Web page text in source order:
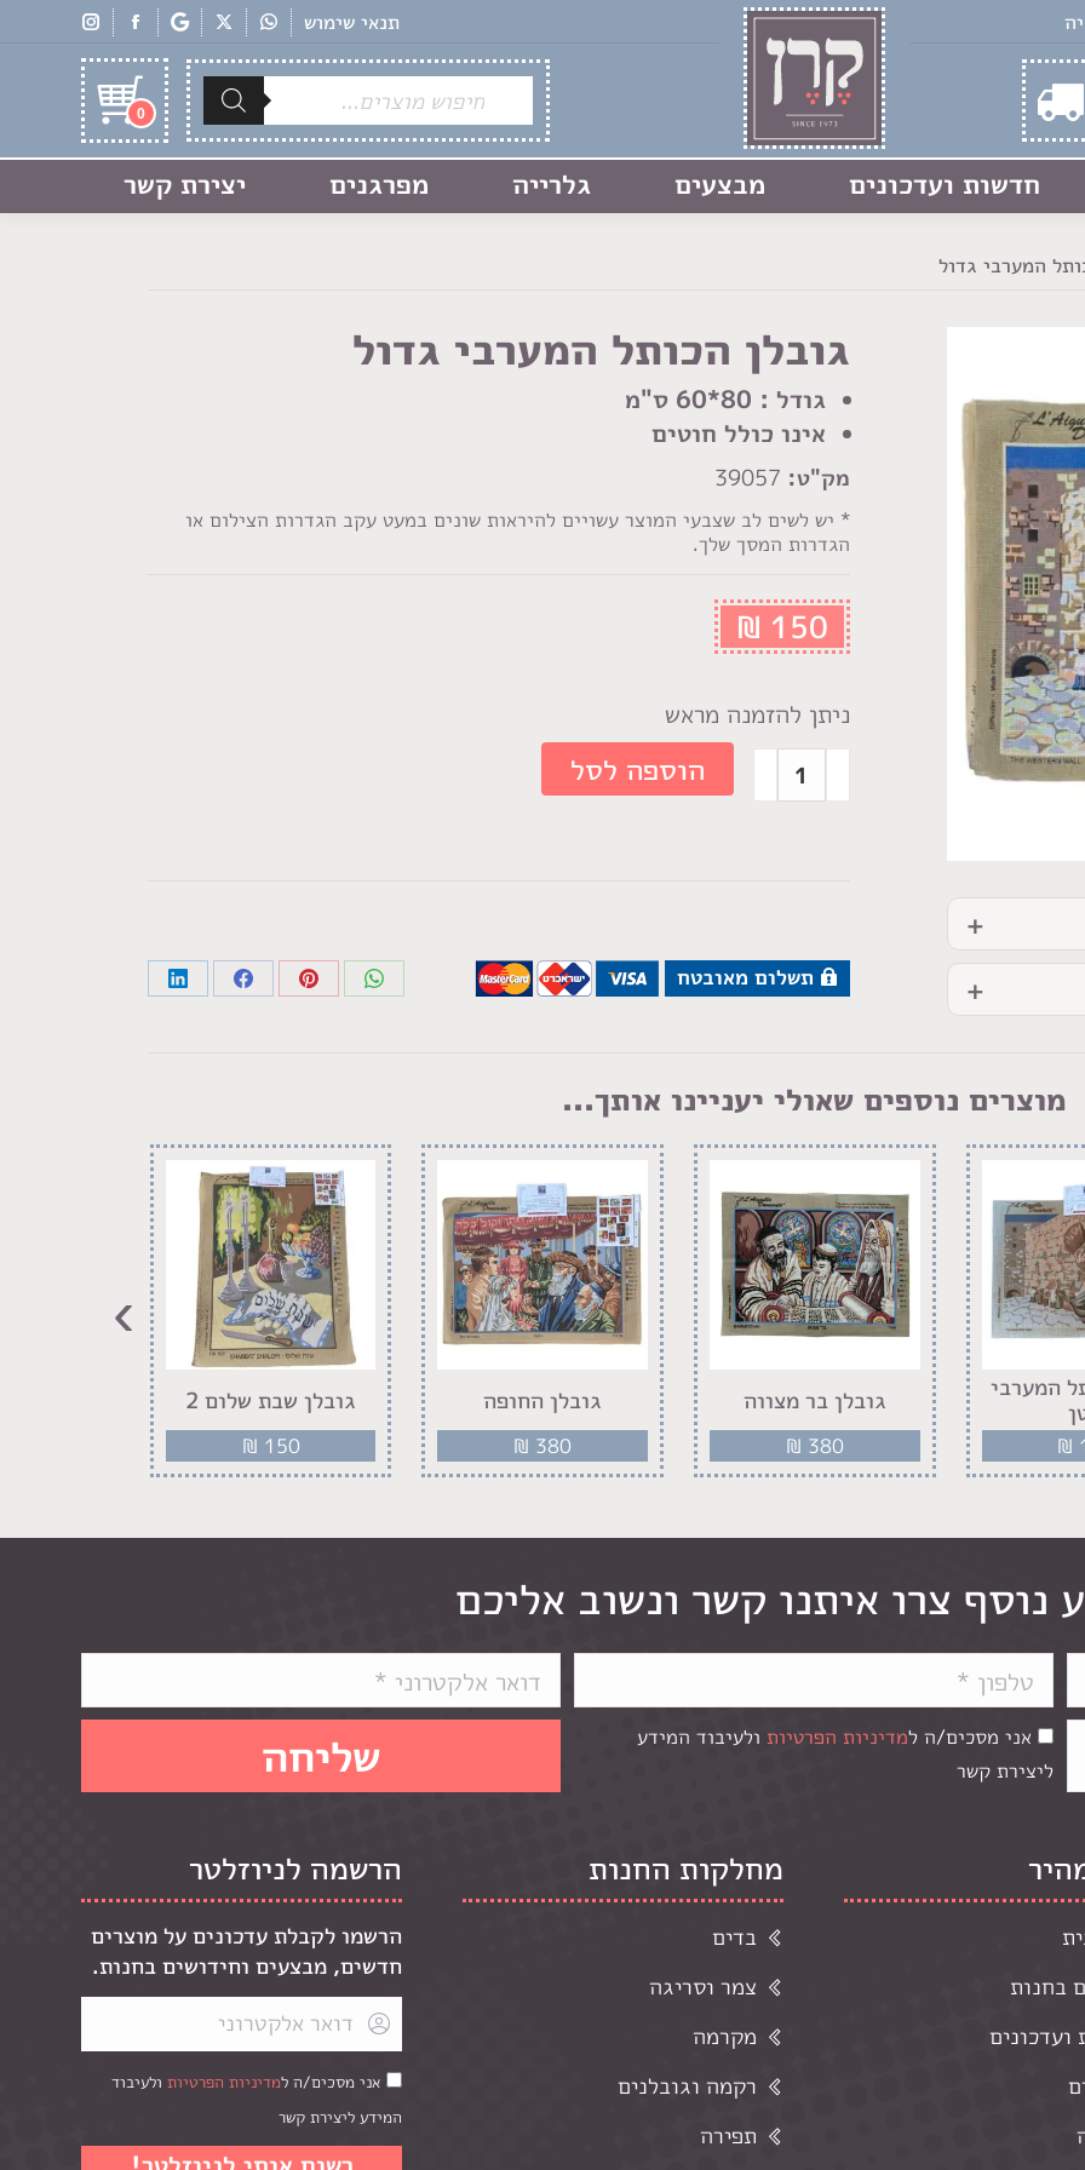
תנאי שימוש
Products
search
0
חדשות ועדכונים מבצעים גלרייה מפרגנים יצירת קשר
המערבי גדול
גובלן הכותל המערבי גדול
גודל : 80*60 ס"מ
אינו כולל חוטים
מק"ט:
* יש לשים לב שצבעי המוצר עשויים להיראות שונים במעט עקב הגדרות הצילום או
הגדרות המסך שלך.
₪ 150
ניתן להזמנה מראש
הוספה לסל
תשלום מאובטח
Share
Share
Share
Share
מוצרים נוספים שאולי יעניינו אותך...
המערבי
₪
גובלן בר מצווה
₪ 380
גובלן החופה
₪ 380
גובלן שבת שלום 2
₪ 150
›
נוסף צרו איתנו קשר ונשוב אליכם
אני מסכים/ה למדיניות הפרטיות ולעיבוד המידע
ליצירת קשר
בחנות
ועדכונים
מחלקות החנות
בדים
צמר וסריגה
מקרמה
רקמה וגובלנים
תפירה
הרשמה לניוזלטר
הרשמו לקבלת עדכונים על מוצרים
חדשים, מבצעים וחידושים בחנות.
אני מסכים/ה למדיניות הפרטיות ולעיבוד
המידע ליצירת קשר